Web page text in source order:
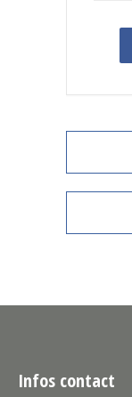
Infos contact